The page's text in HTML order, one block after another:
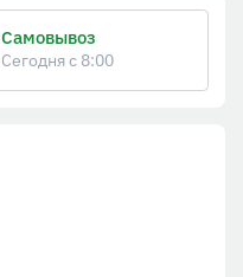
Самовывоз
Сегодня с 8:00